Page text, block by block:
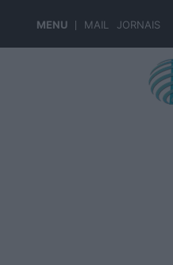
MENU MAIL JORNAIS